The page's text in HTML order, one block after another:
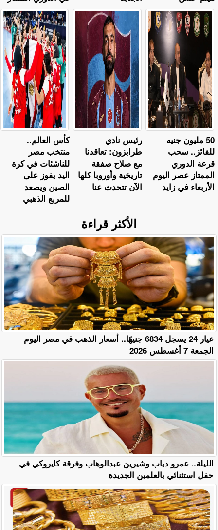
كأس العالم..
منتخب مصر
للناشئات في كرة
اليد يفوز على
الصين ويصعد
للمربع الذهبي
رئيس نادي
طرابزون: تعاقدنا
مع صلاح صفقة
تاريخية وأوروبا كلها
الآن تتحدث عنا
50 مليون جنيه
للفائز.. سحب
قرعة الدوري
الممتاز عصر اليوم
الأربعاء في زايد
الأكثر قراءة
عيار 24 يسجل 6834 جنيهًا.. أسعار الذهب في مصر اليوم
الجمعة 7 أغسطس 2026
الليلة.. عمرو دياب وشيرين عبدالوهاب وفرقة كايروكي في
حفل استثنائي بالعلمين الجديدة